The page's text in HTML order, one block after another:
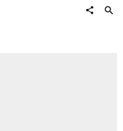
share search